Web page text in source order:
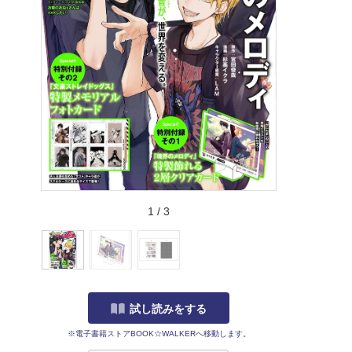
1 / 3
試し読みをする
※電子書籍ストアBOOK☆WALKERへ移動します。